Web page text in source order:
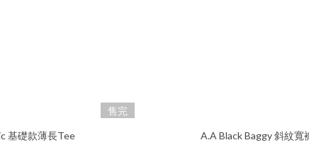
售完
基礎款薄長Tee A.A Black Baggy 斜紋寬